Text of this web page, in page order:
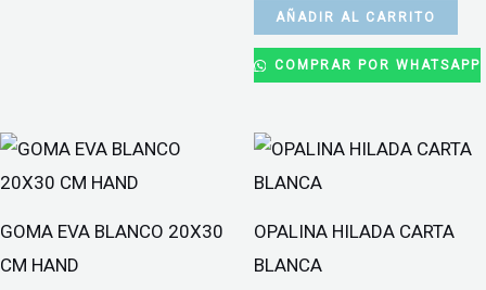
AÑADIR AL CARRITO
COMPRAR POR WHATSAPP
GOMA EVA BLANCO 20X30
CM HAND
OPALINA HILADA CARTA
BLANCA